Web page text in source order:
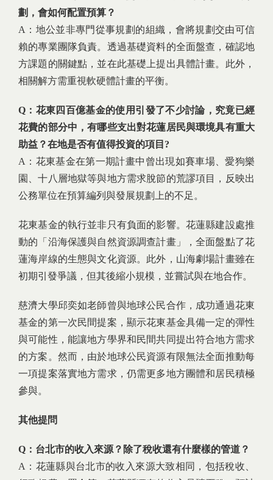
劃，會如何配置預算？
A：地公並非專門從事規劃的組織，會將規劃交由可信
賴的專業團隊負責。透過基礎資料的全面盤查，確認地
方課題的關鍵點，並在此基礎上提出具體計畫。此外，
相關解方需重視軟硬體計畫的平衡。
Q：花東四百億基金的使用引發了不少討論，究竟已經
花費的部分中，有哪些支出對花蓮居民與環境具有重大
助益？在地是否有值得投資的項目?
A：花東基金在第一期計畫中曾出現如賽車場、愛狗樂
園、十八層地獄等與地方需求脫節的荒謬項目，反映出
公務單位在預算編列與發展規劃上的不足。
花東基金的執行並非只有負面的影響。花蓮縣建設處推
動的「沿海保護與自然資源調查計畫」，全面盤點了花
蓮海岸線的生態與文化資源。此外，山海劇場計畫雖在
初期引發爭議，但其後縮小規模，並嘗試與在地合作。
慈濟大學邱奕如老師曾與地球公民合作，成功通過花東
基金的第一次民間提案，顯示花東基金具備一定的彈性
與可能性，能讓地方學界和民間共同提出符合地方需求
的方案。然而，由於地球公民資源有限無法全面推動每
一項提案落實地方需求，仍需更多地方團體和居民積極
參與。
其他提問
Q：台北市的收入來源？除了稅收還有什麼樣的管道？
A：花蓮縣與台北市的收入來源大致相同，包括稅收、